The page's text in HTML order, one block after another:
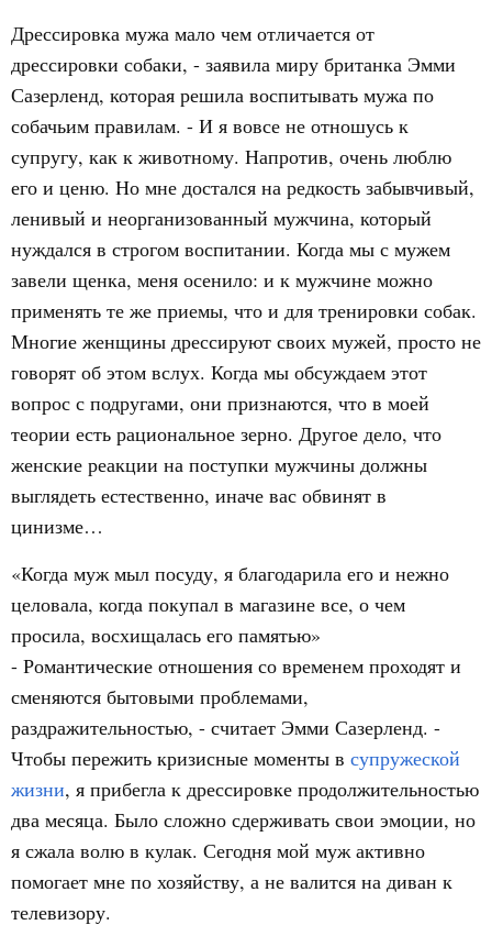
Дрессировка мужа мало чем отличается от
дрессировки собаки, - заявила миру британка Эмми
Сазерленд, которая решила воспитывать мужа по
собачьим правилам. - И я вовсе не отношусь к
супругу, как к животному. Напротив, очень люблю
его и ценю. Но мне достался на редкость забывчивый,
ленивый и неорганизованный мужчина, который
нуждался в строгом воспитании. Когда мы с мужем
завели щенка, меня осенило: и к мужчине можно
применять те же приемы, что и для тренировки собак.
Многие женщины дрессируют своих мужей, просто не
говорят об этом вслух. Когда мы обсуждаем этот
вопрос с подругами, они признаются, что в моей
теории есть рациональное зерно. Другое дело, что
женские реакции на поступки мужчины должны
выглядеть естественно, иначе вас обвинят в
цинизме…
«Когда муж мыл посуду, я благодарила его и нежно
целовала, когда покупал в магазине все, о чем
просила, восхищалась его памятью»
- Романтические отношения со временем проходят и
сменяются бытовыми проблемами,
раздражительностью, - считает Эмми Сазерленд. -
Чтобы пережить кризисные моменты в супружеской
жизни, я прибегла к дрессировке продолжительностью
два месяца. Было сложно сдерживать свои эмоции, но
я сжала волю в кулак. Сегодня мой муж активно
помогает мне по хозяйству, а не валится на диван к
телевизору.